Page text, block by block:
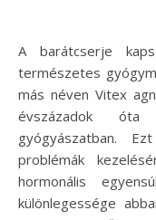
A barátcserje kapszula egyre népszerűbbé válik a
természetes
más néven Vitex
évszázadok óta
gyógyászatban.
problémák
hormonális
különlegessége